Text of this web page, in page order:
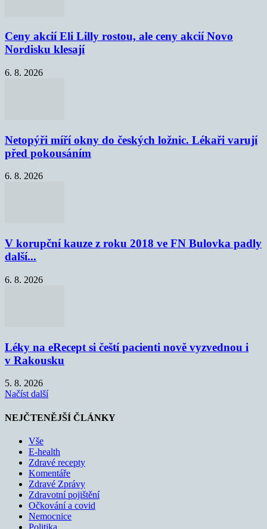
Ceny akcií Eli Lilly rostou, ale ceny akcií Novo
Nordisku klesají
6. 8. 2026
Netopýři míří okny do českých ložnic. Lékaři varují
před pokousáním
6. 8. 2026
V korupční kauze z roku 2018 ve FN Bulovka padly
další...
6. 8. 2026
Léky na eRecept si čeští pacienti nově vyzvednou i
v Rakousku
5. 8. 2026
Načíst další
NEJČTENĚJŠÍ ČLÁNKY
Vše
E-health
Zdravé recepty
Komentáře
Zdravé Zprávy
Zdravotní pojištění
Očkování a covid
Nemocnice
Politika